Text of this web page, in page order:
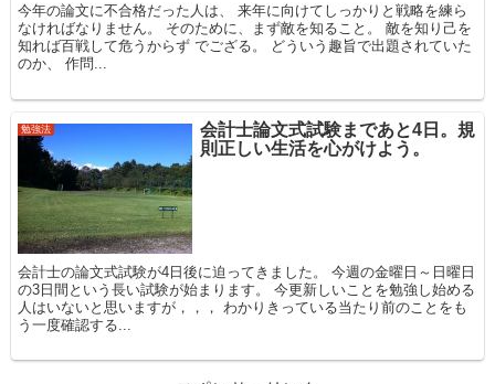
今年の論文に不合格だった人は、 来年に向けてしっかりと戦略を練ら
なければなりません。 そのために、まず敵を知ること。 敵を知り己を
知れば百戦して危うからず でござる。 どういう趣旨で出題されていた
のか、 作問...
勉強法
会計士論文式試験まであと4日。規
則正しい生活を心がけよう。
会計士の論文式試験が4日後に迫ってきました。 今週の金曜日～日曜日
の3日間という長い試験が始まります。 今更新しいことを勉強し始める
人はいないと思いますが，，， わかりきっている当たり前のことをも
う一度確認する...